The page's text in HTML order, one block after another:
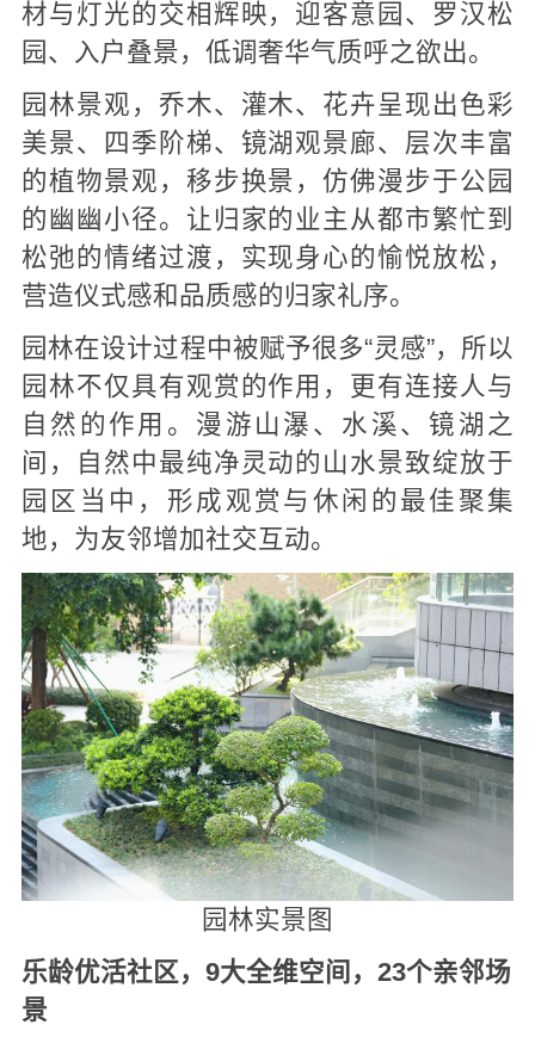
材与灯光的交相辉映，迎客意园、罗汉松
园、入户叠景，低调奢华气质呼之欲出。
园林景观，乔木、灌木、花卉呈现出色彩
美景、四季阶梯、镜湖观景廊、层次丰富
的植物景观，移步换景，仿佛漫步于公园
的幽幽小径。让归家的业主从都市繁忙到
松弛的情绪过渡，实现身心的愉悦放松，
营造仪式感和品质感的归家礼序。
园林在设计过程中被赋予很多“灵感”，所以
园林不仅具有观赏的作用，更有连接人与
自然的作用。漫游山瀑、水溪、镜湖之
间，自然中最纯净灵动的山水景致绽放于
园区当中，形成观赏与休闲的最佳聚集
地，为友邻增加社交互动。
园林实景图
乐龄优活社区，9大全维空间，23个亲邻场
景